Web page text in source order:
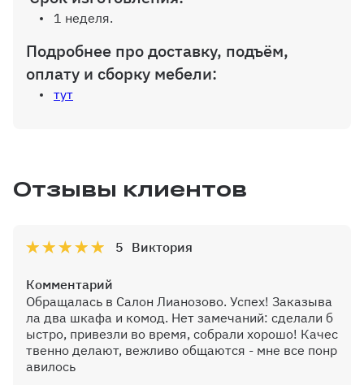
1 неделя.
Подробнее про доставку, подъём,
оплату и сборку мебели:
тут
Отзывы клиентов
5 Виктория
Комментарий
Обращалась в Салон Лианозово. Успех! Заказыва
ла два шкафа и комод. Нет замечаний: сделали б
ыстро, привезли во время, собрали хорошо! Качес
твенно делают, вежливо общаются - мне все понр
авилось